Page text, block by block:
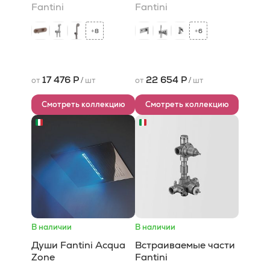
Fantini
+8
от 17 476 Р/ шт
Смотреть коллекцию
Fantini
+6
от 22 654 Р/ шт
Смотреть коллекцию
В наличии
Души Fantini Acqua
Zone
В наличии
Встраиваемые части
Fantini